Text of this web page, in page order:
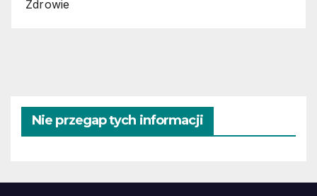
Zdrowie
Nie przegap tych informacji